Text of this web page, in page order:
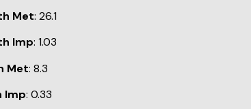
Met: 26.1
Imp: 1.03
Met: 8.3
Imp: 0.33